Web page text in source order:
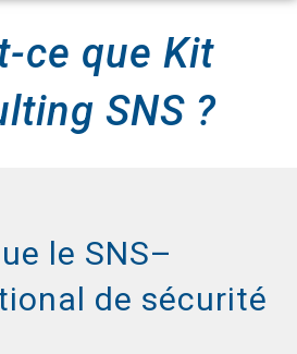
ce que Kit
SNS ?
le SNS–
de sécurité